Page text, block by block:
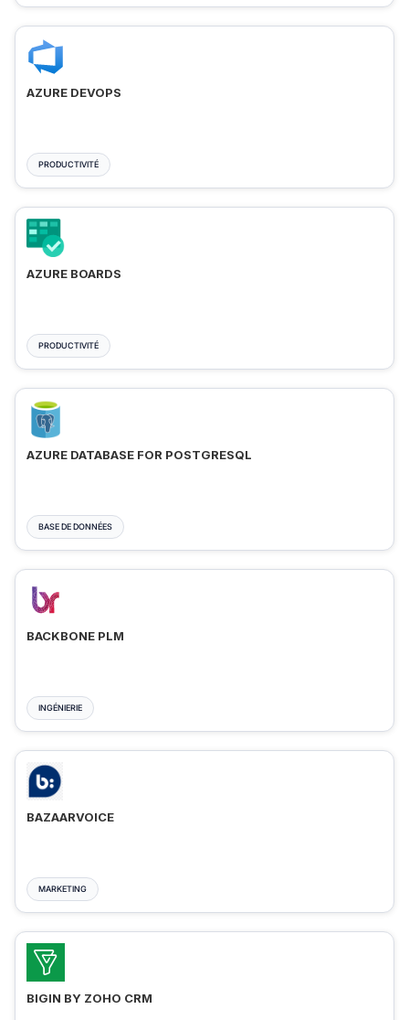
AZURE DEVOPS
PRODUCTIVITÉ
AZURE BOARDS
PRODUCTIVITÉ
AZURE DATABASE FOR POSTGRESQL
BASE DE DONNÉES
BACKBONE PLM
INGÉNIERIE
BAZAARVOICE
MARKETING
BIGIN BY ZOHO CRM